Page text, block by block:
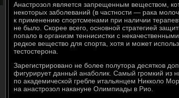
Анастрозол является запрещенным веществом,
некоторых заболеваний (в частности — рака
к применению спортсменами при наличии
не было. Скорее всего, основной стратегией
попало в организм теннисистки с
редкое вещество для спорта, хотя и может
тестостерона.
Зарегистрировано не более полутора десятков
фигурирует данный анаболик. Самый громкий из
по академической гребле итальянцем Никколо
на анастрозол накануне Олимпиады в Рио.